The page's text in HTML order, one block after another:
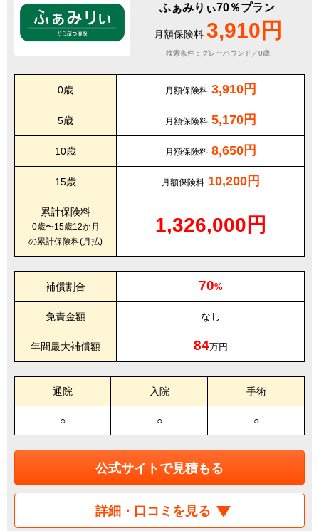
ふぁみりぃ70％プラン
月額保険料 3,910円
検索条件：グレーハウンド／0歳
0歳 月額保険料 3,910円
5歳 月額保険料 5,170円
10歳 月額保険料 8,650円
15歳 月額保険料 10,200円
累計保険料
0歳〜15歳12か月
の累計保険料(月払)
1,326,000円
補償割合 70%
免責金額 なし
年間最大補償額 84万円
通院 入院 手術
○ ○ ○
公式サイトで見積もる
詳細・口コミを見る